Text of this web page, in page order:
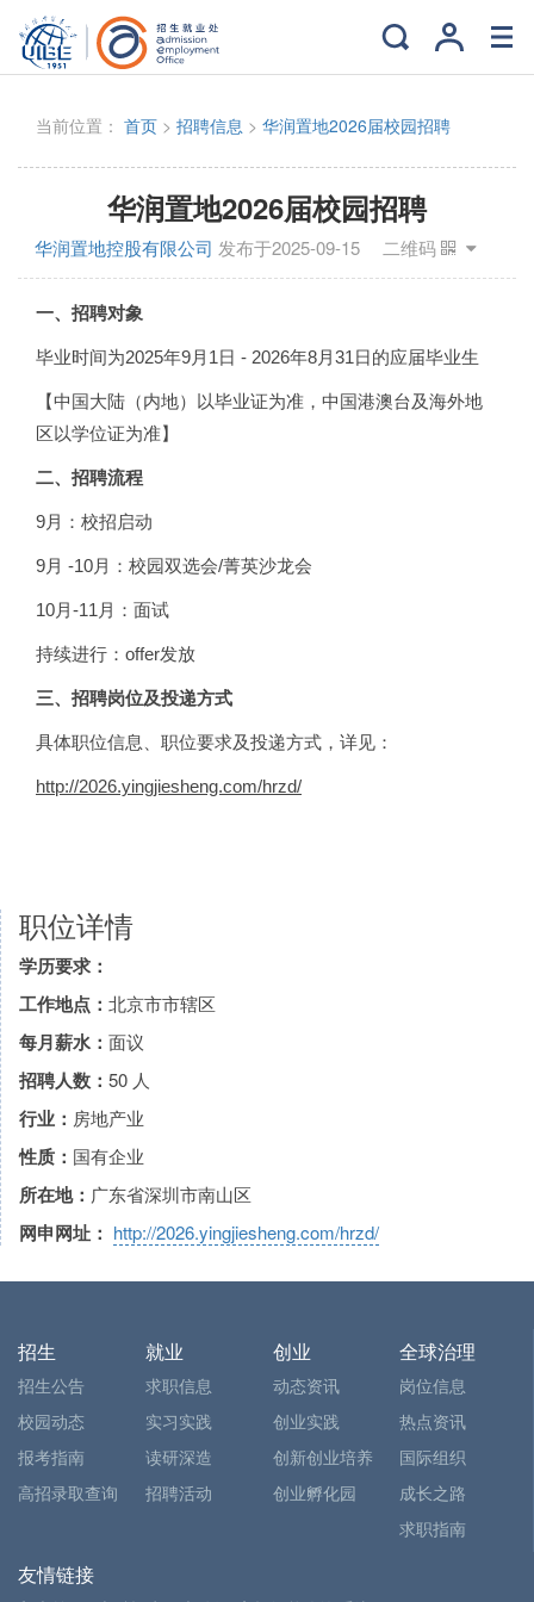
当前位置： 首页 > 招聘信息 > 华润置地2026届校园招聘
华润置地2026届校园招聘
华润置地控股有限公司 发布于2025-09-15 二维码
一、招聘对象
毕业时间为2025年9月1日 - 2026年8月31日的应届毕业生
【中国大陆（内地）以毕业证为准，中国港澳台及海外地
区以学位证为准】
二、招聘流程
9月：校招启动
9月 -10月：校园双选会/菁英沙龙会
10月-11月：面试
持续进行：offer发放
三、招聘岗位及投递方式
具体职位信息、职位要求及投递方式，详见：
http://2026.yingjiesheng.com/hrzd/
职位详情
学历要求：
工作地点： 北京市市辖区
每月薪水： 面议
招聘人数： 50 人
行业： 房地产业
性质： 国有企业
所在地： 广东省深圳市南山区
网申网址： http://2026.yingjiesheng.com/hrzd/
招生
招生公告
校园动态
报考指南
高招录取查询
就业
求职信息
实习实践
读研深造
招聘活动
创业
动态资讯
创业实践
创新创业培养
创业孵化园
全球治理
岗位信息
热点资讯
国际组织
成长之路
求职指南
友情链接